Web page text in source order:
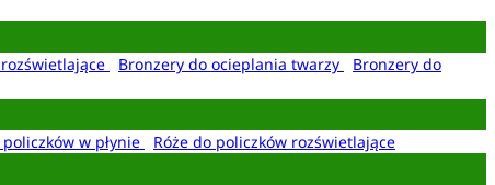
Bronzery do ocieplania twarzy
Bronzery do
policzków w płynie
Róże do policzków rozświetlające